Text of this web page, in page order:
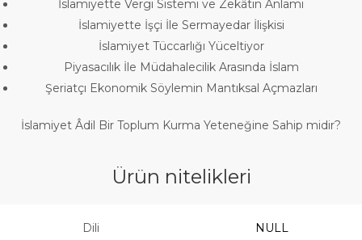
İslamiyette Vergi Sistemi ve Zekâtın Anlamı
İslamiyette İşçi İle Sermayedar İlişkisi
İslamiyet Tüccarlığı Yüceltiyor
Piyasacılık İle Müdahalecilik Arasında İslam
Şeriatçı Ekonomik Söylemin Mantıksal Açmazları
İslamiyet Âdil Bir Toplum Kurma Yeteneğine Sahip midir?
Ürün nitelikleri
Dili NULL